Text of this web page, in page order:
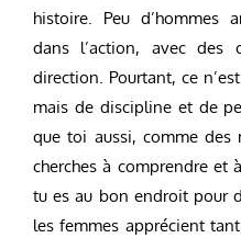
histoire. Peu d’hommes
dans l’action, avec des
direction. Pourtant, ce
mais de discipline et de
que toi aussi, comme des
cherches à comprendre et
tu es au bon endroit pour
les femmes apprécient